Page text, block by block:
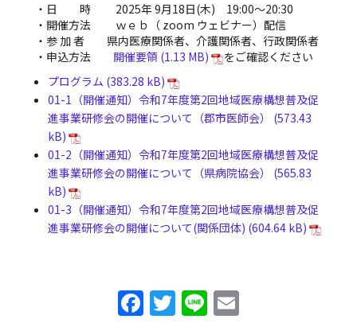
・日 時 2025年 9月18日(木) 19:00～20:30
・開催方法 ｗｅｂ（ zoom ウェビナー）配信
・参 加 者 県内医療関係者、介護関係者、行政関係者
・申込方法 開催要領
をご確認ください
プログラム
01-1（開催通知）令和7年度第2回地域医療構想普及促
進事業研修会の開催について（郡市医師会）
01-2（開催通知）令和7年度第2回地域医療構想普及促
進事業研修会の開催について（県病院協会）
01-3（開催通知）令和7年度第2回地域医療構想普及促
進事業研修会の開催について(関係団体)
F T Li